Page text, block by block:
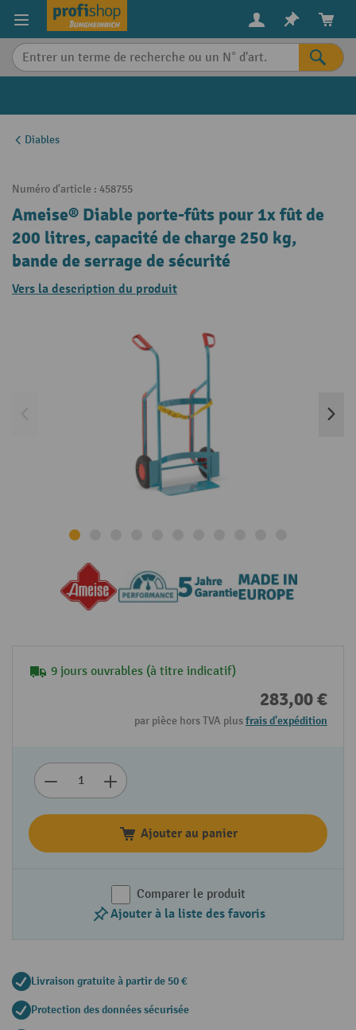
content
Diables
Numéro d'article : 458755
Ameise® Diable porte-fûts pour 1x fût de
200 litres, capacité de charge 250 kg,
bande de serrage de sécurité
Vers la description du produit
9 jours ouvrables (à titre indicatif)
283,00 €
par pièce hors TVA plusfrais d'expédition
Ajouter au panier
Comparer le produit
Ajouter à la liste des favoris
Livraison gratuite à partir de 50 €
Protection des données sécurisée